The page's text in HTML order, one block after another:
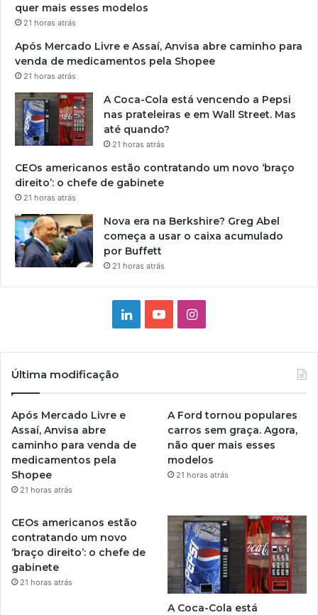
quer mais esses modelos
21 horas atrás
Após Mercado Livre e Assaí, Anvisa abre caminho para
venda de medicamentos pela Shopee
21 horas atrás
A Coca-Cola está vencendo a Pepsi
nas prateleiras e em Wall Street. Mas
até quando?
21 horas atrás
CEOs americanos estão contratando um novo ‘braço
direito’: o chefe de gabinete
21 horas atrás
Nova era na Berkshire? Greg Abel
começa a usar o caixa acumulado
por Buffett
21 horas atrás
LinkedinYouTubeInstagram
Última modificação
Após Mercado Livre e
Assaí, Anvisa abre
caminho para venda de
medicamentos pela
Shopee
21 horas atrás
A Ford tornou populares
carros sem graça. Agora,
não quer mais esses
modelos
21 horas atrás
CEOs americanos estão
contratando um novo
‘braço direito’: o chefe de
gabinete
21 horas atrás
A Coca-Cola está